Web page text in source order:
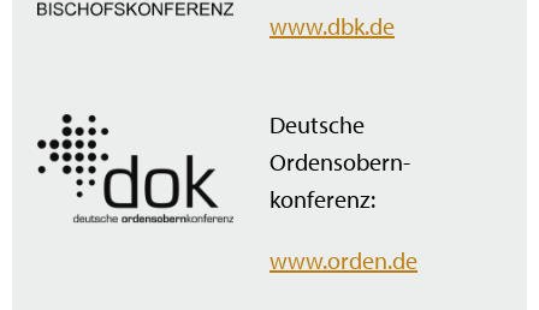
www.dbk.de
Deutsche
Ordensobern­
konferenz:
www.orden.de